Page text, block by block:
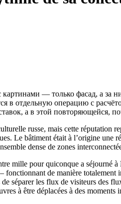
— только фасад, а за
в отдельную операцию с
а в этой повторяющейся,
russe, mais cette réputation
Le bâtiment était à l’origine
dense de zones
mille pour quiconque a séjourné
de manière
séparer les flux de visiteurs des
à être déplacées à des moments